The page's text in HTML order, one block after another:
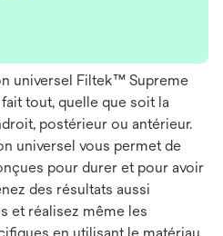
universel Filtek™ Supreme
tout, quelle que soit la
postérieur ou antérieur.
universel vous permet de
pour durer et pour avoir
des résultats aussi
et réalisez même les
en utilisant le matériau